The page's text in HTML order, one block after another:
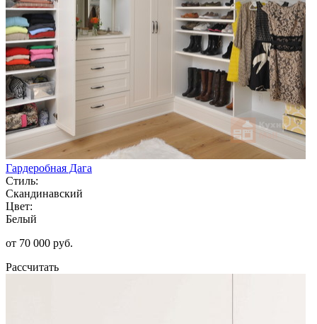
Гардеробная Дага
Стиль:
Скандинавский
Цвет:
Белый
от 70 000 руб.
Рассчитать